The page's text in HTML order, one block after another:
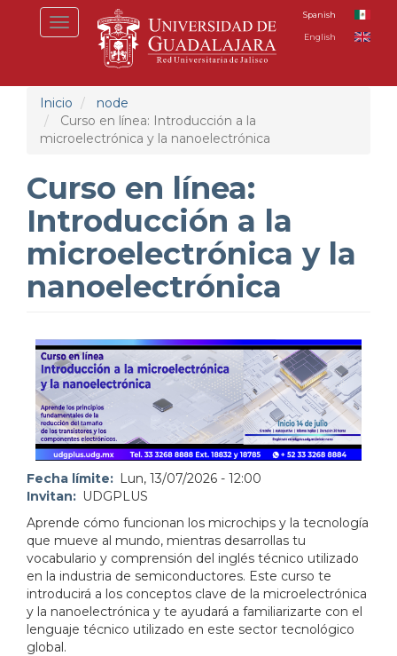
Toggle
navigation
Spanish
English
Inicio
node
Curso en línea: Introducción a la
microelectrónica y la nanoelectrónica
Curso en línea:
Introducción a la
microelectrónica y la
nanoelectrónica
Fecha límite
Lun, 13/07/2026 - 12:00
Invitan
UDGPLUS
Aprende cómo funcionan los microchips y la tecnología
que mueve al mundo, mientras desarrollas tu
vocabulario y comprensión del inglés técnico utilizado
en la industria de semiconductores. Este curso te
introducirá a los conceptos clave de la microelectrónica
y la nanoelectrónica y te ayudará a familiarizarte con el
lenguaje técnico utilizado en este sector tecnológico
global.